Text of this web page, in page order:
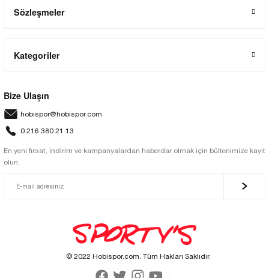
Sözleşmeler
Kategoriler
Bize Ulaşın
hobispor@hobispor.com
0 216 380 21 13
En yeni fırsat, indirim ve kampanyalardan haberdar olmak için bültenimize kayıt
olun.
© 2022 Hobispor.com. Tüm Hakları Saklıdır.